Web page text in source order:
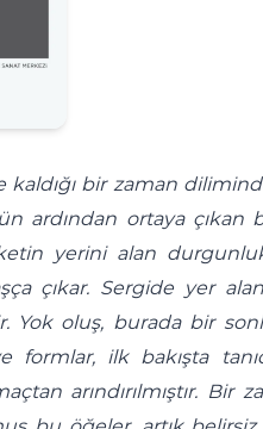
kaldığı bir zaman
ardından ortaya
yerini alan
çıkar. Sergide yer
Yok oluş, burada bir
formlar, ilk bakışta
arındırılmıştır.